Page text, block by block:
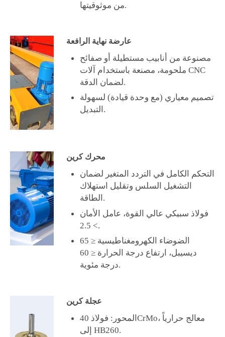
من موثوقيتها.
عارضة نهاية الرافعة
مصنوعة من أنابيب مستطيلة أو صفائح
ملحومة، مصنعة باستخدام آلات CNC
لضمان الدقة.
تصميم معياري (مع وحدة قيادة) لسهولة
التبديل.
محرك كرين
التحكم الكامل في التردد المتغير لضمان
التشغيل السلس وتقليل استهلاك
الطاقة.
فولاذ سبيكي عالي القوة، عامل الأمان
> 2.5.
الضوضاء الكهرومغناطيسية ≤ 65
ديسيبل، ارتفاع درجة الحرارة ≤ 60
درجة مئوية.
عجلة كرين
المحور: فولاذ 40CrMo، معالج حرارياً
إلى HB260.